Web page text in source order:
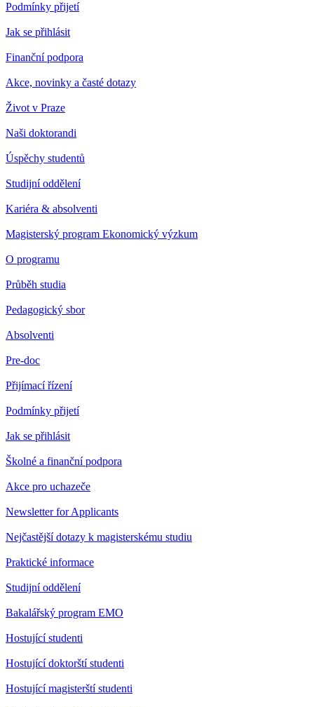
Podmínky přijetí
Jak se přihlásit
Finanční podpora
Akce, novinky a časté dotazy
Život v Praze
Naši doktorandi
Úspěchy studentů
Studijní oddělení
Kariéra & absolventi
Magisterský program Ekonomický výzkum
O programu
Průběh studia
Pedagogický sbor
Absolventi
Pre-doc
Přijímací řízení
Podmínky přijetí
Jak se přihlásit
Školné a finanční podpora
Akce pro uchazeče
Newsletter for Applicants
Nejčastější dotazy k magisterskému studiu
Praktické informace
Studijní oddělení
Bakalářský program EMO
Hostující studenti
Hostující doktorští studenti
Hostující magisterští studenti